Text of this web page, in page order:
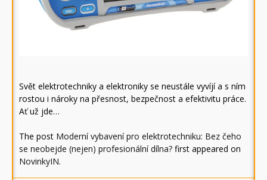
Svět elektrotechniky a elektroniky se neustále vyvíjí a s ním
rostou i nároky na přesnost, bezpečnost a efektivitu práce.
Ať už jde…
The post Moderní vybavení pro elektrotechniku: Bez čeho
se neobejde (nejen) profesionální dílna? first appeared on
NovinkyIN.